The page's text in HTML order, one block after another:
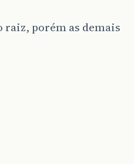
raiz, porém as demais